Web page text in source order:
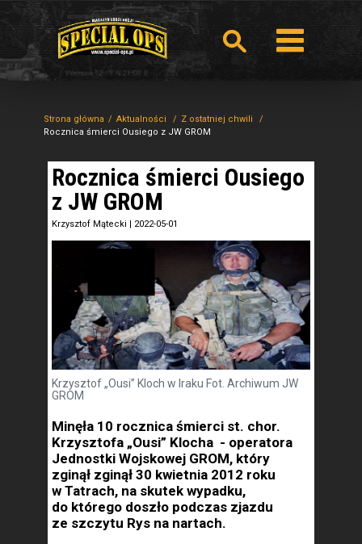
Strona główna Aktualności
Z ostatniej chwili
Rocznica śmierci Ousiego z JW GROM
Rocznica śmierci Ousiego
z JW GROM
Krzysztof Mątecki | 2022-05-01
Krzysztof „Ousi” Kloch w Iraku Fot. Archiwum JW
GROM
Minęła 10 rocznica śmierci st. chor.
Krzysztofa „Ousi” Klocha - operatora
Jednostki Wojskowej GROM, który
zginął zginął 30 kwietnia 2012 roku
w Tatrach, na skutek wypadku,
do którego doszło podczas zjazdu
ze szczytu Rys na nartach.